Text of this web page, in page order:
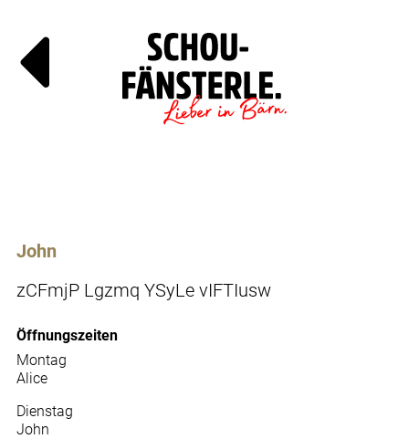
John
zCFmjP Lgzmq YSyLe vIFTIusw
Öffnungszeiten
Montag
Alice
Dienstag
John